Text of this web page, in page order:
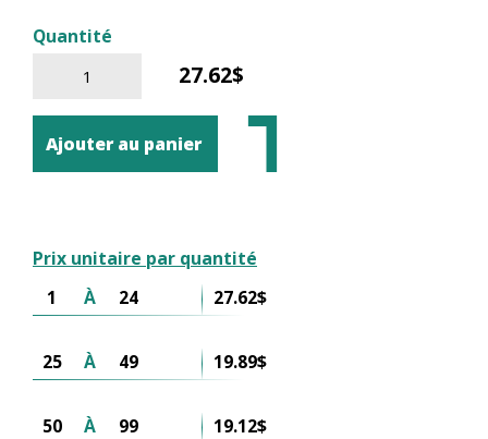
Quantité
27.62$
Ajouter au panier
Prix unitaire par quantité
1
À 24 27.62$
25 À 49 19.89$
50 À 99 19.12$